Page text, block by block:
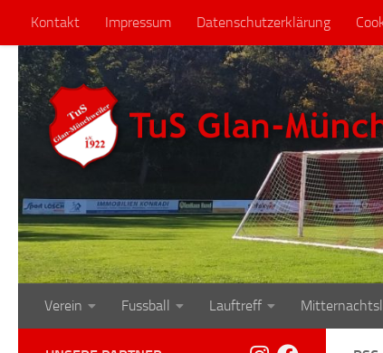
Zum Inhalt springen
Kontakt Impressum Datenschutzerklärung
Verein Fussball Lauftreff